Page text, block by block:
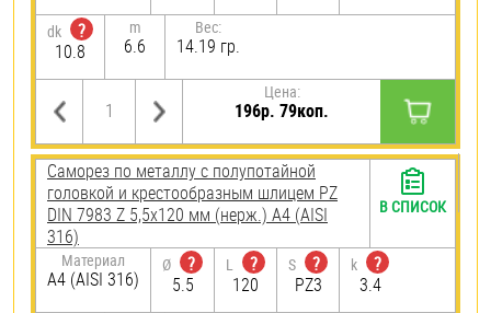
dk
?
10.8
m
6.6
Вес:
14.19 гр.
Цена:
196р. 79коп.
Саморез по металлу с полупотайной
головкой и крестообразным шлицем PZ
DIN 7983 Z 5,5х120 мм (нерж.) A4 (AISI
316)
Материал
A4 (AISI 316)
Ø
?
5.5
L
?
120
S
?
PZ3
k
?
3.4
В СПИСОК